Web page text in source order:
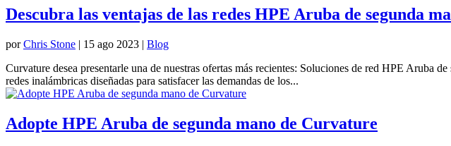
Descubra las ventajas de las redes HPE Aruba de segunda
porChris Stone | 15 ago 2023 | Blog
Curvature desea presentarle una de nuestras ofertas más recientes: Soluciones de red HPE
redes inalámbricas diseñadas para satisfacer las demandas de los...
Adopte HPE Aruba de segunda mano de Curvature